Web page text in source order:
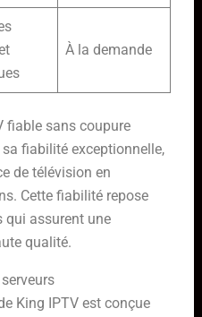
À la demande
fiable sans coupure
fiabilité exceptionnelle,
de télévision en
Cette fiabilité repose
qui assurent une
qualité.
King IPTV est conçue